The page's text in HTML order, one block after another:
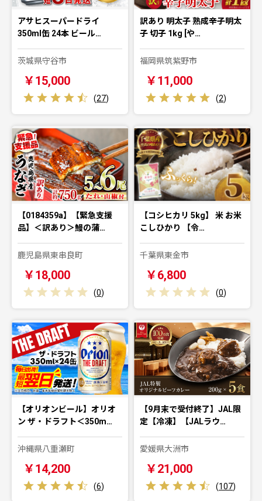
アサヒスーパードライ
350ml缶 24本 ビール…
茨城県守谷市
￥15,000
(27)
訳あり 明太子 熟成辛子明太
子 切子 1kg [や…
福岡県筑紫野市
￥11,000
(2)
【0184359a】【緊急支援
品】＜訳あり＞鰻の蒲…
鹿児島県東串良町
￥18,000
(0)
【コシヒカリ 5kg】 米 お米
こしひかり 【令…
千葉県東金市
￥6,800
(0)
【オリオンビール】オリオ
ン ザ・ドラフト＜350m…
沖縄県八重瀬町
￥14,200
(6)
【9月末で受付終了】JAL限
定【冷凍】【JALラウ…
愛媛県大洲市
￥21,000
(107)